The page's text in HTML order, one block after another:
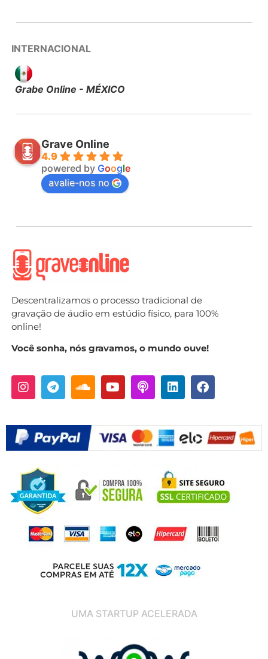
INTERNACIONAL
Grabe Online - MÉXICO
Grave Online
4.9
powered by Google
avalie-nos no
Descentralizamos o processo tradicional de
gravação de áudio em estúdio físico, para 100%
online!
Você sonha, nós gravamos, o mundo ouve!
UMA STARTUP ACELERADA